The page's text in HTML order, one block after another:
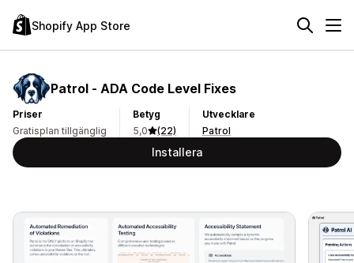
Shopify App Store
Patrol ‑ ADA Code Level Fixes
Priser
Gratisplan tillgänglig
Betyg
5,0
(22)
Utvecklare
Patrol
Installera